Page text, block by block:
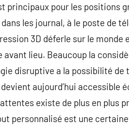
principaux pour les positions
les journal, à le poste de
3D déferle sur le
avant lieu. Beaucoup la
disruptive a la possibilité de
devient aujourd’hui
existe de plus en plus
personnalisé est une